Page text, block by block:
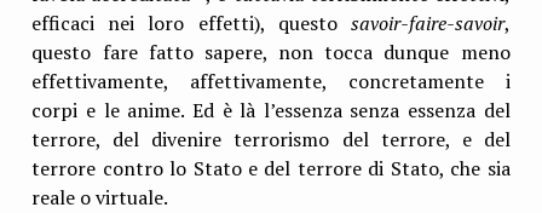
efficaci nei loro effetti), questo savoir-faire-savoir,
questo fare fatto sapere, non tocca dunque meno
effettivamente, affettivamente, concretamente i
corpi e le anime. Ed è là l’essenza senza essenza del
terrore, del divenire terrorismo del terrore, e del
terrore contro lo Stato e del terrore di Stato, che sia
reale o virtuale.